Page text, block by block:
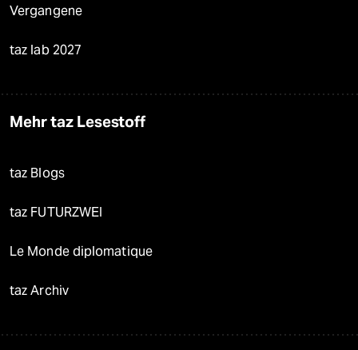
Vergangene
taz lab 2027
Mehr taz Lesestoff
taz Blogs
taz FUTURZWEI
Le Monde diplomatique
taz Archiv